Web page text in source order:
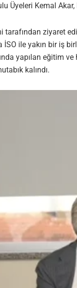
Üyeleri Kemal
tarafından ziyaret
ile yakın bir iş
yapılan eğitim
kalındı.